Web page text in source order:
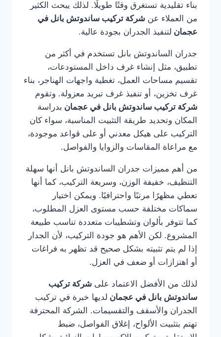
بناء تقليدية تستغرق وقتًا طويلًا. لذلك يبحث الكثير
من العملاء عن شركة تركيب ساندوتش بانل في
عجمان لتنفيذ الجدران بجودة عالية.
جدران الساندوتش بانل تستخدم في أكثر من
تطبيق، مثل إنشاء غرف داخل المستودعات،
تقسيم مساحات العمل، تغطية واجهات الهناجر، بناء
غرف تخزين، أو تنفيذ غرف تبريد معزولة. وتقوم
شركة تركيب ساندوتش بانل في عجمان بدراسة
المكان وتحديد طريقة التثبيت المناسبة، سواء كان
التركيب على هيكل معدني أو على قواعد موجودة،
مع مراعاة المقاسات والزوايا والفواصل.
من أهم مميزات جدران الساندوتش بانل أنها سهلة
التنظيف، خفيفة الوزن، وسريعة التركيب، كما أنها
تعطي مظهرًا مرتبًا واحترافيًا. ويمكن اختيار
سماكات مختلفة حسب مستوى العزل المطلوب،
كما تتوفر بألوان وتشطيبات متعددة تناسب طبيعة
المشروع. لكن الأهم هو جودة التركيب، لأن الجدار
إذا لم يتم تثبيته بشكل صحيح قد تظهر به فراغات
أو اهتزازات أو ضعف في العزل.
لذلك من الأفضل الاعتماد على شركة تركيب
ساندوتش بانل في عجمان لديها خبرة في تركيب
الجدران والأسقف والتقسيمات. الشركة المحترفة
تهتم بتثبيت الألواح، إغلاق الفواصل، ضبط